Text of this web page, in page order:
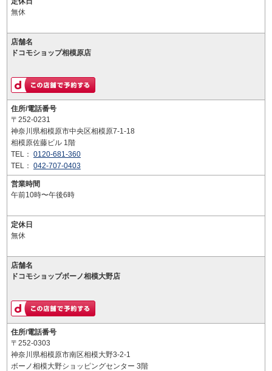
無休
店舗名
ドコモショップ相模原店
住所/電話番号
〒252-0231
神奈川県相模原市中央区相模原7-1-18
相模原佐藤ビル 1階
TEL： 0120-681-360
TEL： 042-707-0403
営業時間
午前10時〜午後6時
定休日
無休
店舗名
ドコモショップボーノ相模大野店
住所/電話番号
〒252-0303
神奈川県相模原市南区相模大野3-2-1
ボーノ相模大野ショッピングセンター 3階